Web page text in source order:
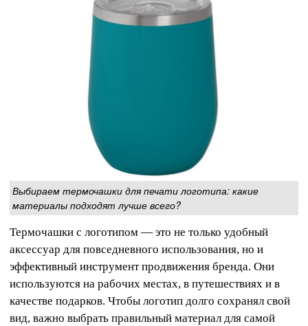
Выбираем термочашки для печати логотипа: какие
материалы подходят лучше всего?
Термочашки с логотипом — это не только удобный
аксессуар для повседневного использования, но и
эффективный инструмент продвижения бренда. Они
используются на рабочих местах, в путешествиях и в
качестве подарков. Чтобы логотип долго сохранял свой
вид, важно выбрать правильный материал для самой